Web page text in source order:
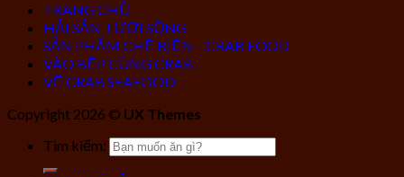
TRANG CHỦ
HẢI SẢN TƯƠI SỐNG
SẢN PHẨM CHẾ BIẾN – CRAB FOOD
VÀO BẾP CÙNG CRAB
VỀ CRAB SEAFOOD
Copyright 2026 © UX Themes
Tìm kiếm: